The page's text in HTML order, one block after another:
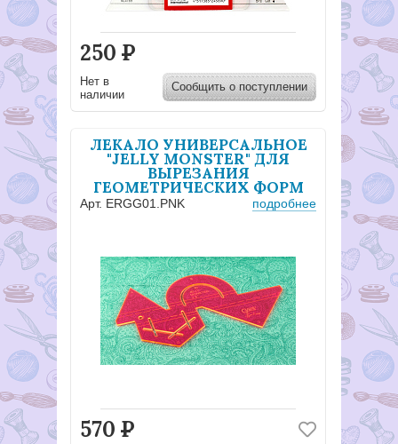
250 Р
Нет в
наличии
Сообщить о поступлении
ЛЕКАЛО УНИВЕРСАЛЬНОЕ
"JELLY MONSTER" ДЛЯ
ВЫРЕЗАНИЯ
ГЕОМЕТРИЧЕСКИХ ФОРМ
Арт. ERGG01.PNK подробнее
570 Р